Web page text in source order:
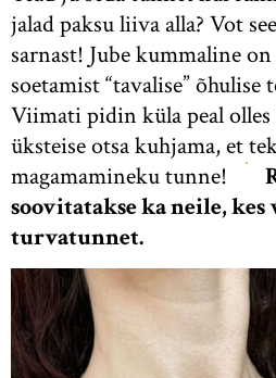
jalad paksu liiva alla? Vot
sarnast! Jube kummaline
soetamist “tavalise” õhulise
Viimati pidin küla peal
üksteise otsa kuhjama, et
magamamineku tunne!
soovitatakse ka neile, kes
turvatunnet.